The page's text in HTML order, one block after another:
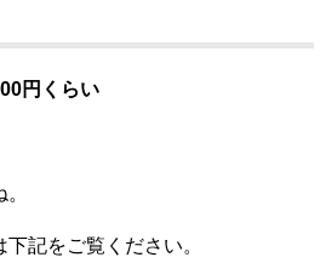
円くらい
記をご覧ください。